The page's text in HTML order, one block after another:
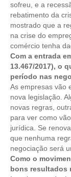
ENGENHEIRO
SEESP
BENEFÍCIOS
APOSENTADORIA
PLANO DE SAÚDE
SEESPPREV
sofreu, e a
rebatimento da
mostrado que a
na crise do
comércio tenha
Com a entrada
13.467/2017), o
período nas
As empresas vão
nova legislação.
novas regras,
para ver como
jurídica. Se
que nenhuma
negociação será
Como o
bons resultados